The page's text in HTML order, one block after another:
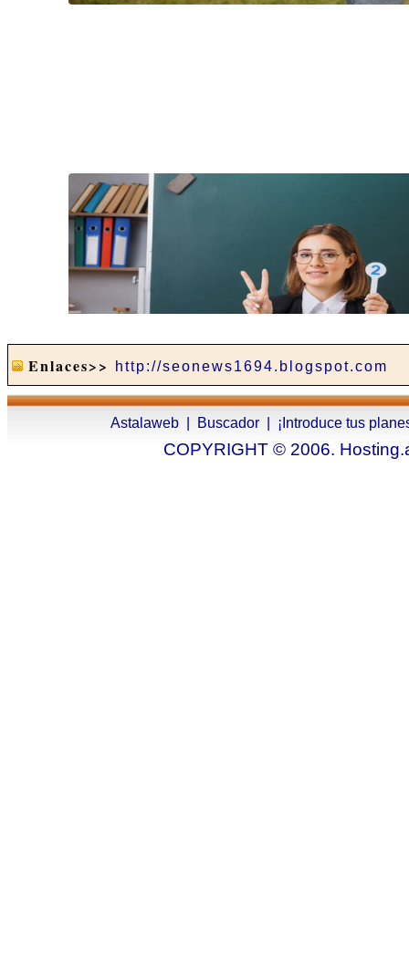
Enlaces>> http://seonews1694.blogspot.com
Astalaweb Buscador ¡Introduce tus
COPYRIGHT © 2006.